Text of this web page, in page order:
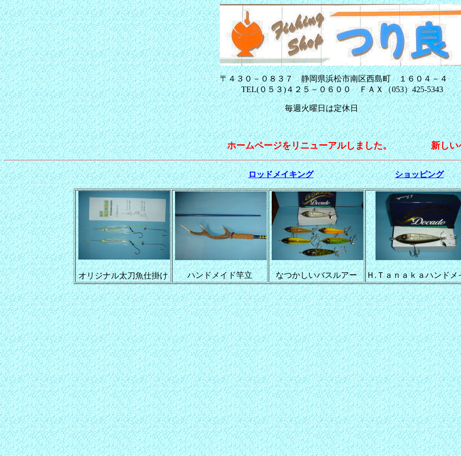
〒４３０－０８３７ 静岡県浜松市南区西島町 １６０４－
TEL(０５３)４２５－０６００ ＦＡＸ（053）425-5343
毎週火曜日は定休日
ホームページをリニューアルしました。 新しい
ロッドメイキング ショッピング
オリジナル太刀魚仕掛け ハンドメイド竿立 なつかしいバスルアー Ｈ.Ｔａｎａｋａハンドメ